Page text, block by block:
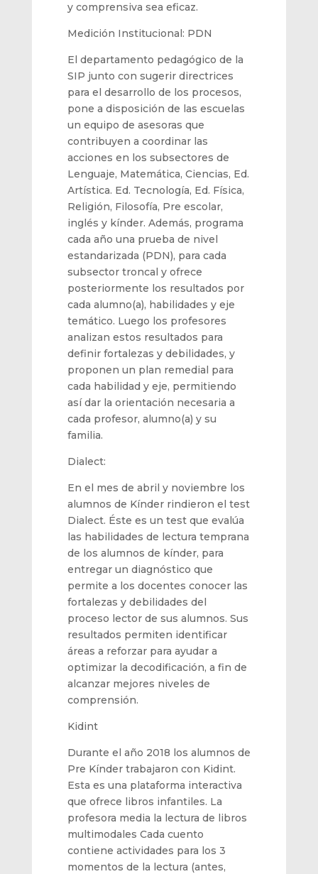
y comprensiva sea eficaz.
Medición Institucional: PDN
El departamento pedagógico de la
SIP junto con sugerir directrices
para el desarrollo de los procesos,
pone a disposición de las escuelas
un equipo de asesoras que
contribuyen a coordinar las
acciones en los subsectores de
Lenguaje, Matemática, Ciencias, Ed.
Artística. Ed. Tecnología, Ed. Física,
Religión, Filosofía, Pre escolar,
inglés y kínder. Además, programa
cada año una prueba de nivel
estandarizada (PDN), para cada
subsector troncal y ofrece
posteriormente los resultados por
cada alumno(a), habilidades y eje
temático. Luego los profesores
analizan estos resultados para
definir fortalezas y debilidades, y
proponen un plan remedial para
cada habilidad y eje, permitiendo
así dar la orientación necesaria a
cada profesor, alumno(a) y su
familia.
Dialect:
En el mes de abril y noviembre los
alumnos de Kínder rindieron el test
Dialect. Éste es un test que evalúa
las habilidades de lectura temprana
de los alumnos de kínder, para
entregar un diagnóstico que
permite a los docentes conocer las
fortalezas y debilidades del
proceso lector de sus alumnos. Sus
resultados permiten identificar
áreas a reforzar para ayudar a
optimizar la decodificación, a fin de
alcanzar mejores niveles de
comprensión.
Kidint
Durante el año 2018 los alumnos de
Pre Kínder trabajaron con Kidint.
Esta es una plataforma interactiva
que ofrece libros infantiles. La
profesora media la lectura de libros
multimodales Cada cuento
contiene actividades para los 3
momentos de la lectura (antes,